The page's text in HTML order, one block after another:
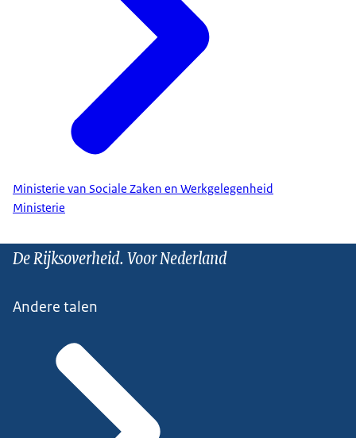
Ministerie van Sociale Zaken en Werkgelegenheid
Ministerie
De Rijksoverheid. Voor Nederland
Andere talen